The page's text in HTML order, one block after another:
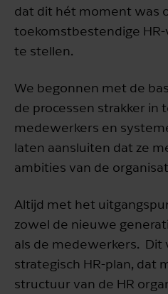
dat dit hét moment was
toekomstbestendige
te stellen.
We begonnen met de
de processen strakker in
medewerkers en
laten aansluiten dat ze
ambities van de
Altijd met het
zowel de nieuwe
als de medewerkers. Dit
strategisch HR-plan, dat
structuur van de HR